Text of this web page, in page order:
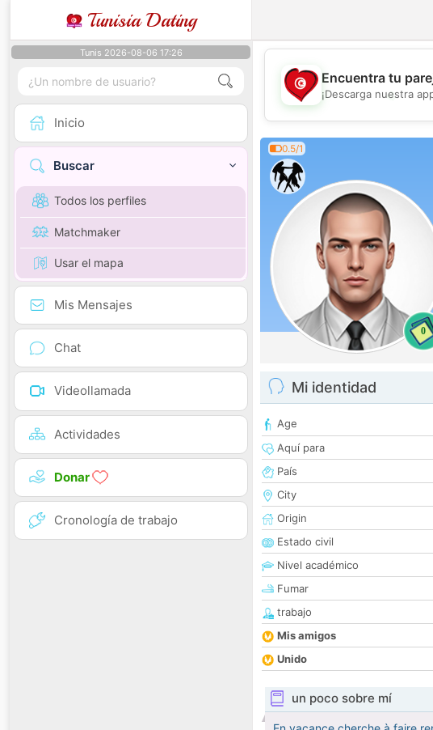
Tunisia Dating
Tunis 2026-08-06 17:26
Inicio
Buscar
Todos los perfiles
Matchmaker
Usar el mapa
Mis Mensajes
Chat
Videollamada
Actividades
Donar
Cronología de trabajo
💖
Encuentra tu
¡Descarga nuestra
0.5/1
0
Mi identidad
Age
Aquí para
País
City
Origin
Estado civil
Nivel académico
Fumar
trabajo
Mis amigos
Unido
un poco sobre mí